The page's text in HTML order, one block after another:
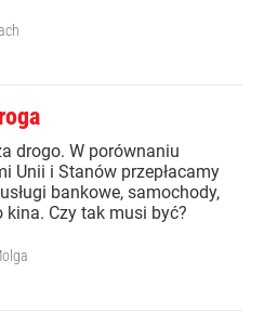
drogo. W porównaniu
Unii i Stanów przepłacamy
bankowe, samochody,
kina. Czy tak musi być?